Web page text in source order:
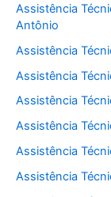
Assistência
Antônio
Assistência
Assistência
Assistência
Assistência
Assistência
Assistência